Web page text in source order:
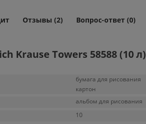
Отзывы (2) Вопрос-ответ (0)
Krause Towers 58588 (10 л)
бумага для рисования
картон
альбом для рисования
10